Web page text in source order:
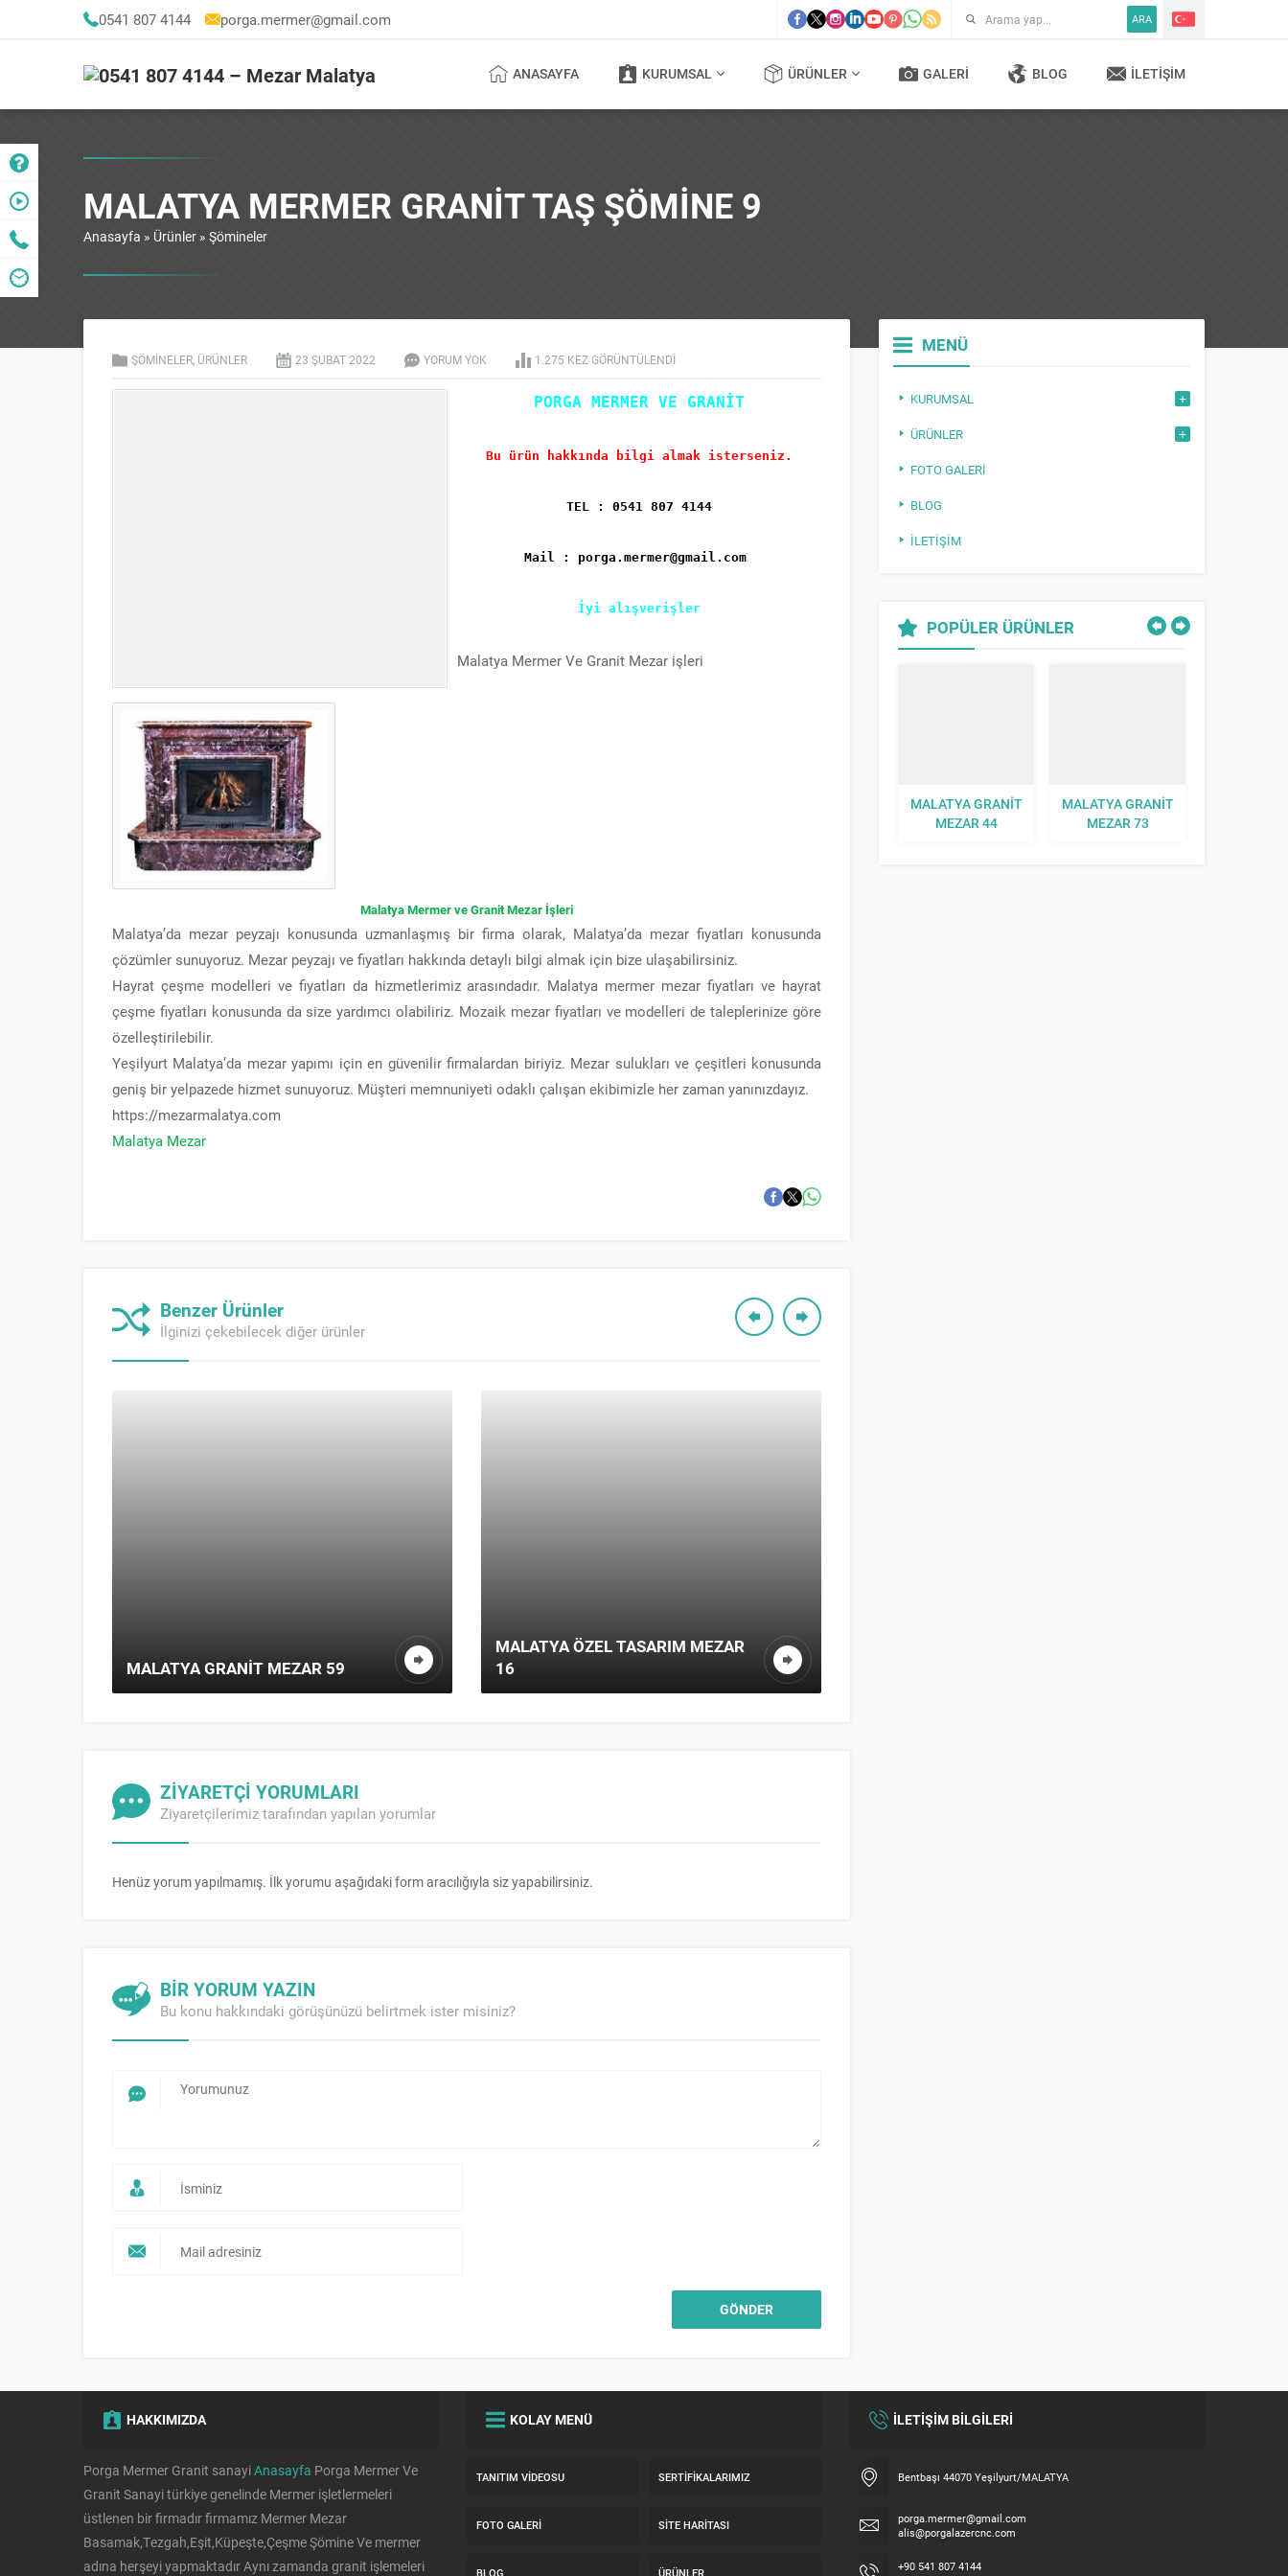
0541 807 4144 porga.mermer@gmail.com ARA
ANASAYFA KURUMSAL ÜRÜNLER GALERI BLOG İLETIŞIM
MALATYA MERMER GRANIT TAŞ ŞÖMINE 9
Anasayfa » Ürünler » Şömineler
ŞÖMINELER ÜRÜNLER 23 ŞUBAT2022 YORUM YOK 1.275 KEZ GÖRÜNTÜLENDI
PORGA MERMER VE GRANİT
Bu ürün hakkında bilgi almak isterseniz.
TEL : 0541 807 4144
Mail : porga.mermer@gmail.com
İyi alışverişler
Malatya Mermer Ve Granit Mezar işleri
Malatya Mermer ve Granit Mezar İşleri
Malatya’da mezar peyzajı konusunda uzmanlaşmış bir firma olarak, Malatya’da mezar fiyatları konusunda
çözümler sunuyoruz. Mezar peyzajı ve fiyatları hakkında detaylı bilgi almak için bize ulaşabilirsiniz.
Hayrat çeşme modelleri ve fiyatları da hizmetlerimiz arasındadır. Malatya mermer mezar fiyatları ve hayrat
çeşme fiyatları konusunda da size yardımcı olabiliriz. Mozaik mezar fiyatları ve modelleri de taleplerinize göre
özelleştirilebilir.
Yeşilyurt Malatya’da mezar yapımı için en güvenilir firmalardan biriyiz. Mezar sulukları ve çeşitleri konusunda
geniş bir yelpazede hizmet sunuyoruz. Müşteri memnuniyeti odaklı çalışan ekibimizle her zaman yanınızdayız.
https://mezarmalatya.com
Malatya Mezar
Benzer Ürünler
İlginizi çekebilecek diğer ürünler
MALATYA GRANIT MEZAR 59
MALATYA ÖZEL TASARIM MEZAR
16
ZİYARETÇİ YORUMLARI
Ziyaretçilerimiz tarafından yapılan yorumlar
Henüz yorum yapılmamış. İlk yorumu aşağıdaki form aracılığıyla siz yapabilirsiniz.
BİR YORUM YAZIN
Bu konu hakkındaki görüşünüzü belirtmek ister misiniz?
MENÜ
KURUMSAL
ÜRÜNLER
FOTO GALERI
BLOG
İLETIŞIM
POPÜLER ÜRÜNLER
MALATYA GRANIT
MEZAR 44
MALATYA GRANIT
MEZAR 73
HAKKIMIZDA
Porga Mermer Granit sanayiAnasayfa Porga Mermer Ve
Granit Sanayi türkiye genelinde Mermer işletlermeleri
üstlenen bir firmadır firmamız Mermer Mezar
Basamak,Tezgah,Eşit,Küpeşte,Çeşme Şömine Ve mermer
adına herşeyi yapmaktadır Aynı zamanda granit işlemeleri
KOLAY MENÜ
TANITIM VIDEOSU SERTIFIKALARIMIZ
FOTO GALERI SITE HARITASI
BLOG ÜRÜNLER
İLETİŞİM BİLGİLERİ
Bentbaşı 44070 Yeşilyurt/MALATYA
porga.mermer@gmail.com
alis@porgalazercnc.com
+90 541 807 4144
Hemen Fiyat alın